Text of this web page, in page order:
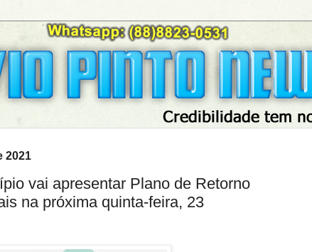
2021
vai apresentar Plano de Retorno
na próxima quinta-feira, 23